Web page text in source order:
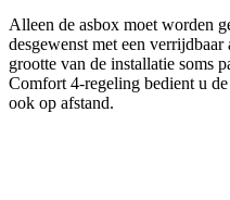
Alleen de asbox moet worden
desgewenst met een
grootte van de installatie soms
Comfort 4-regeling bedient u
ook op afstand.